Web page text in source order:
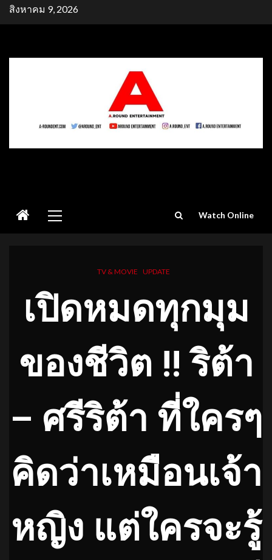
Skipสิงหาคม 9, 2026
Menu
Watch Online
TV & MOVIE UPDATE
เปิดหมดทุกมุม
ของชีวิต !! ริต้า
– ศรีริต้า ที่ใครๆ
คิดว่าเหมือนเจ้า
หญิง แต่ใครจะรู้